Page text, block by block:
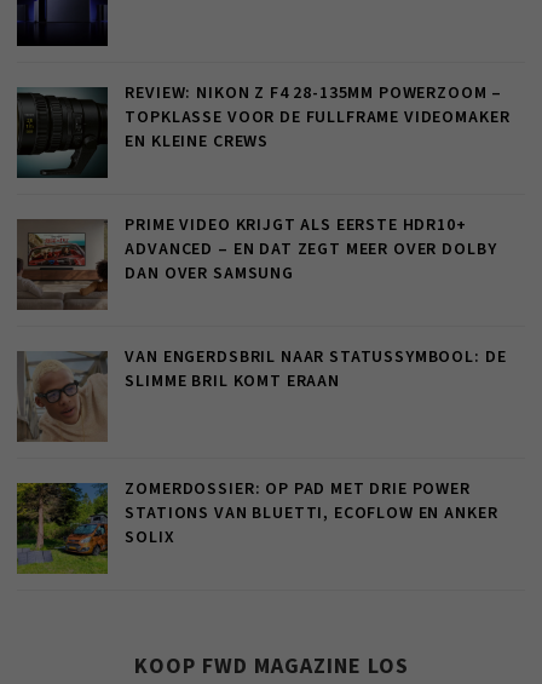
REVIEW: NIKON Z F4 28-135MM POWERZOOM –
TOPKLASSE VOOR DE FULLFRAME VIDEOMAKER
EN KLEINE CREWS
PRIME VIDEO KRIJGT ALS EERSTE HDR10+
ADVANCED – EN DAT ZEGT MEER OVER DOLBY
DAN OVER SAMSUNG
VAN ENGERDSBRIL NAAR STATUSSYMBOOL: DE
SLIMME BRIL KOMT ERAAN
ZOMERDOSSIER: OP PAD MET DRIE POWER
STATIONS VAN BLUETTI, ECOFLOW EN ANKER
SOLIX
KOOP FWD MAGAZINE LOS